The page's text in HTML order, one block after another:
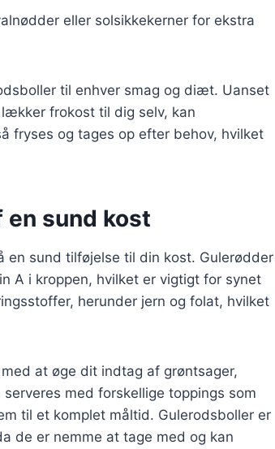
eller solsikkekerner for ekstra
til enhver smag og diæt. Uanset
frokost til dig selv, kan
fryses og tages op efter behov, hvilket
en sund kost
en sund tilføjelse til din kost. Gulerødder
A i kroppen, hvilket er vigtigt for synet
herunder jern og folat, hvilket
at øge dit indtag af grøntsager,
med forskellige toppings som
til et komplet måltid. Gulerodsboller er
de er nemme at tage med og kan